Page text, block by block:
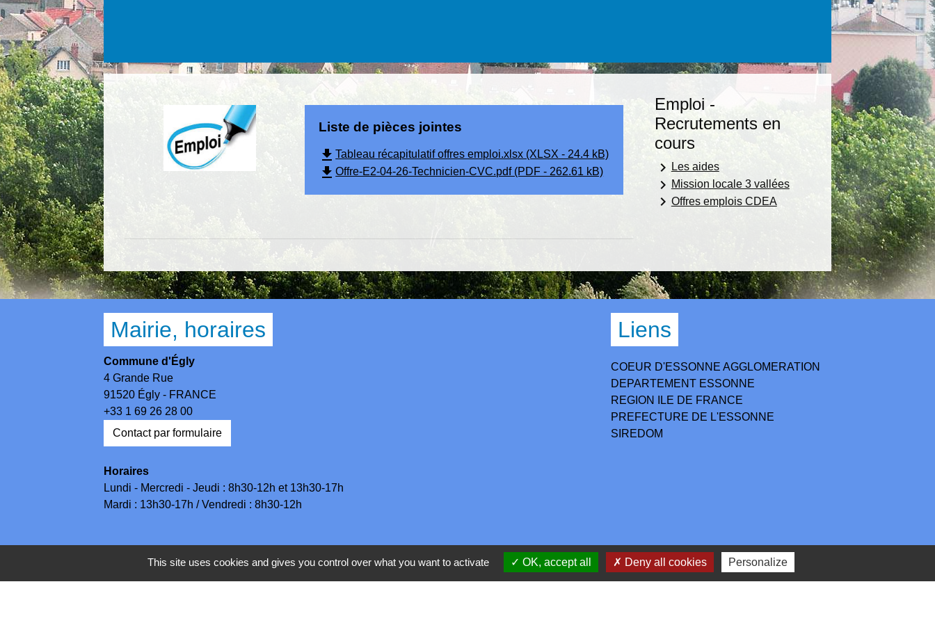
Liste de pièces jointes
file_downloadTableau récapitulatif offres emploi.xlsx (XLSX - 24.4 kB)
file_downloadOffre-E2-04-26-Technicien-CVC.pdf (PDF - 262.61 kB)
Emploi -
Recrutements en
cours
keyboard_arrow_rightLes aides
keyboard_arrow_rightMission locale 3 vallées
keyboard_arrow_rightOffres emplois CDEA
Mairie, horaires
Commune d'Égly
4 Grande Rue
91520 Égly - FRANCE
+33 1 69 26 28 00
Contact par formulaire
Horaires
Lundi - Mercredi - Jeudi : 8h30-12h et 13h30-17h
Mardi : 13h30-17h / Vendredi : 8h30-12h
Liens
COEUR D'ESSONNE AGGLOMERATION
DEPARTEMENT ESSONNE
REGION ILE DE FRANCE
PREFECTURE DE L'ESSONNE
SIREDOM
Application mobile Localiti - Plan du site - Gestion des cookies
This site uses cookies and gives you control over what you want to activate OK, accept all Deny all cookies Personalize